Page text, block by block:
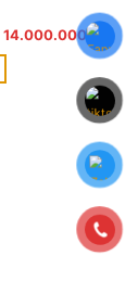
Giá
là:
18.500.000 ₫.
14.000.000₫Giá
hiện
tại
là: